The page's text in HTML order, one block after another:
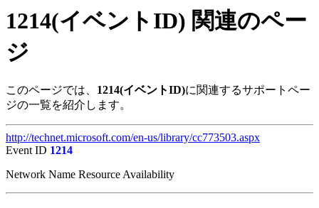
1214(イベントID) 関連のペー
ジ
このページでは、 1214(イベントID)に関連するサポートペー
ジの一覧を紹介します。
http://technet.microsoft.com/en-us/library/cc773503.aspx
Event ID 1214
Network Name Resource Availability